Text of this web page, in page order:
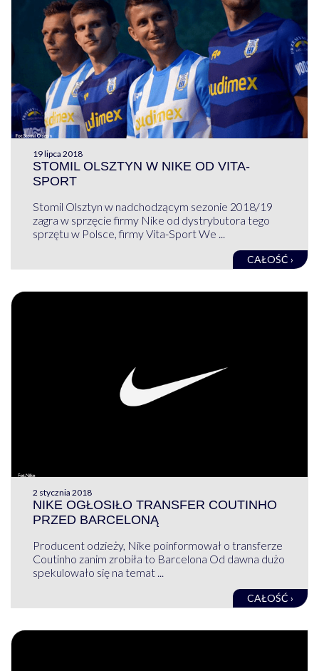
19 lipca 2018
STOMIL OLSZTYN W NIKE OD VITA-
SPORT
Stomil Olsztyn w nadchodzącym sezonie 2018/19
zagra w sprzęcie firmy Nike od dystrybutora tego
sprzętu w Polsce, firmy Vita-Sport We ...
CAŁOŚĆ ›
2 stycznia 2018
NIKE OGŁOSIŁO TRANSFER COUTINHO
PRZED BARCELONĄ
Producent odzieży, Nike poinformował o transferze
Coutinho zanim zrobiła to Barcelona Od dawna dużo
spekulowało się na temat ...
CAŁOŚĆ ›